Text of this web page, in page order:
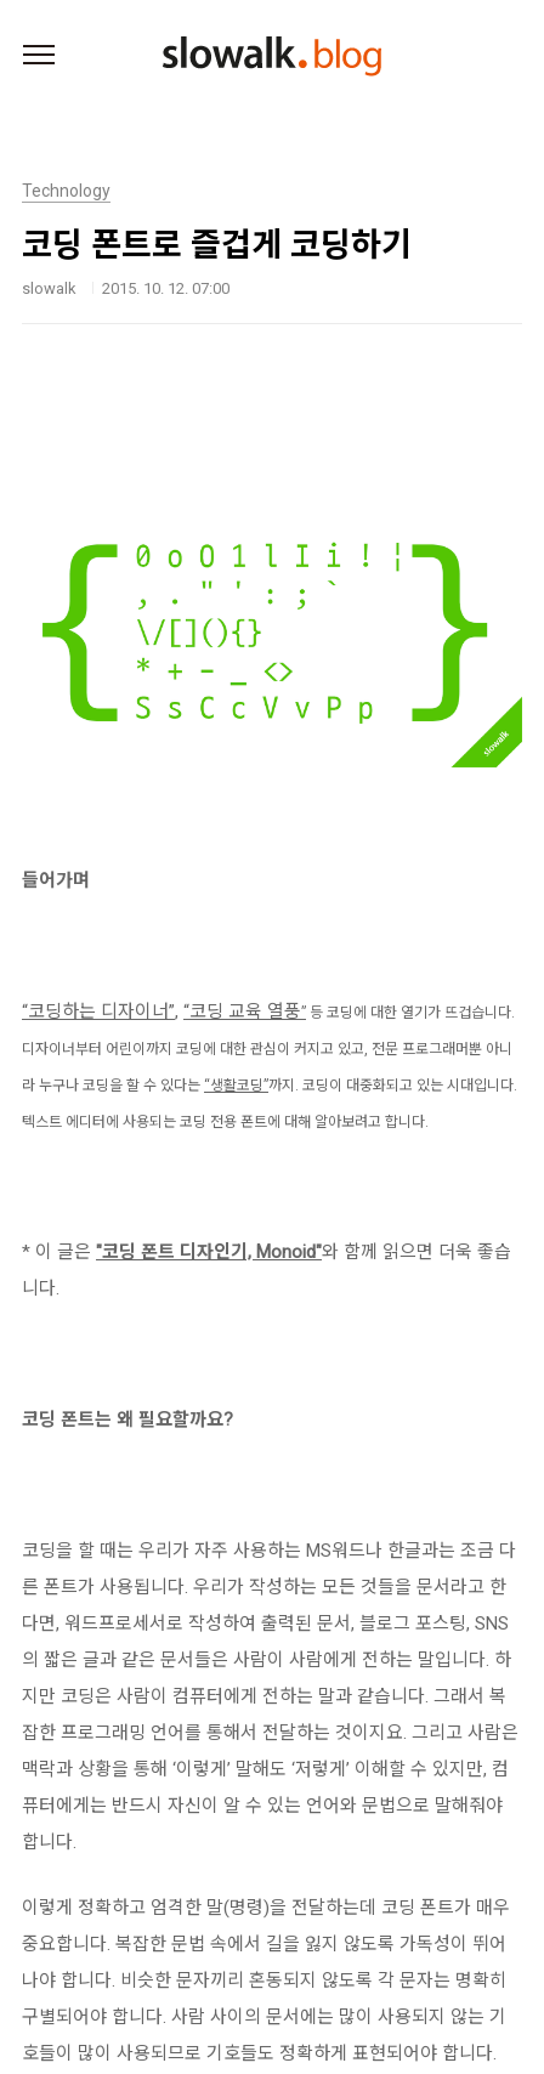
Technology
코딩 폰트로 즐겁게 코딩하기
slowalk 2015. 10. 12. 07:00
들어가며
“코딩하는 디자이너”, “코딩 교육 열풍” 등 코딩에 대한 열기가 뜨겁습니다.
디자이너부터 어린이까지 코딩에 대한 관심이 커지고 있고, 전문 프로그래머뿐 아니
라 누구나 코딩을 할 수 있다는 “생활코딩”까지. 코딩이 대중화되고 있는 시대입니다.
텍스트 에디터에 사용되는 코딩 전용 폰트에 대해 알아보려고 합니다.
* 이 글은 "코딩 폰트 디자인기, Monoid"와 함께 읽으면 더욱 좋습
니다.
코딩 폰트는 왜 필요할까요?
코딩을 할 때는 우리가 자주 사용하는 MS워드나 한글과는 조금 다
른 폰트가 사용됩니다. 우리가 작성하는 모든 것들을 문서라고 한
다면, 워드프로세서로 작성하여 출력된 문서, 블로그 포스팅, SNS
의 짧은 글과 같은 문서들은 사람이 사람에게 전하는 말입니다. 하
지만 코딩은 사람이 컴퓨터에게 전하는 말과 같습니다. 그래서 복
잡한 프로그래밍 언어를 통해서 전달하는 것이지요. 그리고 사람은
맥락과 상황을 통해 ‘이렇게’ 말해도 ‘저렇게’ 이해할 수 있지만, 컴
퓨터에게는 반드시 자신이 알 수 있는 언어와 문법으로 말해줘야
합니다.
이렇게 정확하고 엄격한 말(명령)을 전달하는데 코딩 폰트가 매우
중요합니다. 복잡한 문법 속에서 길을 잃지 않도록 가독성이 뛰어
나야 합니다. 비슷한 문자끼리 혼동되지 않도록 각 문자는 명확히
구별되어야 합니다. 사람 사이의 문서에는 많이 사용되지 않는 기
호들이 많이 사용되므로 기호들도 정확하게 표현되어야 합니다.